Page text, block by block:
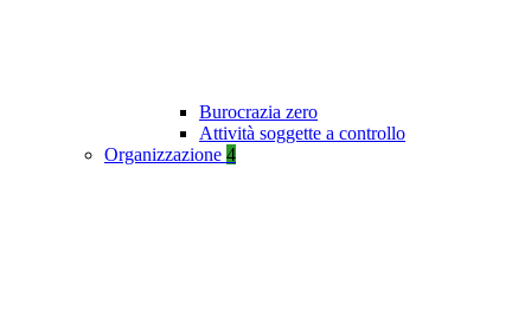
Burocrazia zero
Attività soggette a controllo
Organizzazione 4